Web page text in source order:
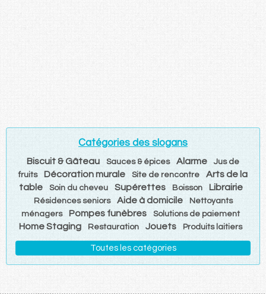
Catégories des slogans
Biscuit & Gâteau Sauces & épices Alarme
Jus de
fruits
Décoration murale Site de rencontre
Arts de la
table
Soin du cheveu Supérettes Boisson Librairie
Résidences seniors Aide à domicile
Nettoyants
ménagers
Pompes funèbres Solutions de paiement
Home Staging Restauration Jouets Produits laitiers
Toutes les catégories